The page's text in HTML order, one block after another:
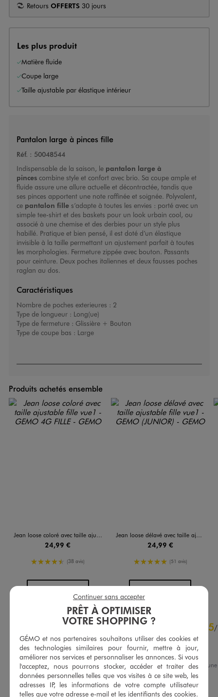
Retours OFFERTS 30 jours
Les plus produit
Matière fluide
Coupe large
Taille ajustable par élastique intérieur
Pantalon large à pinces fille
Réf. : 50048544
Indispensable de la saison, le pantalon large à
pinces combine style et confort avec brio. Sa coupe ample et
fluide assure une allure actuelle et décontractée, tandis que
ses pinces apportent une note raffinée et soignée. Polyvalent,
ce pantalon filles’adapte à toutes les envies : porté avec un
simple tee-shirt et des baskets pour un look urbain cool, ou
associé à une chemise et des derbies pour un style plus
habillé. Pratique et bien pensé, il est doté d’un élastique
invisible à la taille permettant un ajustement parfait à toutes
les morphologies. Fermeture zippée avec bouton. Passants
pour ceinture. Deux poches italiennes et deux fausses poches
raglan au dos.
Caractéristiques
Nombre de poches exterieures : 2
Type de longueur : Long(ue)
Type de fermeture : Glissière + Bouton
Type de coupe bas : Large
Produits achetés ensemble
Jean loose coloré avec taille ajustable fille
24,99 €
4.5/5 de moyenne
(38 avis)
AJOUTERAU PANIER
Jean loose délavé avec taille ajustable fille
24,99 €
5/5 de moyenne
(51 avis)
AJOUTERAU PANIER
4.8/5
Basé sur52 avis soumis à un
contrôle
Voir tous les avis sur ce site
5/
Avis vérifié et récompensé
Pantalon super
Avis du24/06/2026
, suite à
11/06/2026
par Pauline C.
Utile(0) Signaler
PRÊT À OPTIMISER
VOTRE SHOPPING ?
GÉMO et nos partenaires souhaitons utiliser des cookies et
des technologies similaires pour fournir, mettre à jour,
améliorer nos services et personnaliser les annonces. Si vous
l'acceptez, nous pourrons stocker, accéder et traiter des
données personnelles telles que vos visites à ce site web, les
adresses IP, les informations de votre compte utilisateur
telles que votre adresse e-mail et les identifiants des cookies.
Continuer sans accepter